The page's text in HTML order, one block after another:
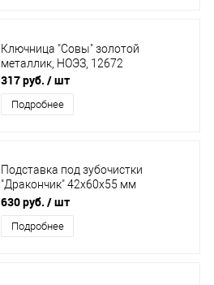
Ключница "Совы" золотой
металлик, НОЭЗ, 12672
317 руб. / шт
Подробнее
Подставка под зубочистки
"Дракончик" 42х60х55 мм
ХДИ-7.025 (Окрашенная)
630 руб. / шт
Подробнее